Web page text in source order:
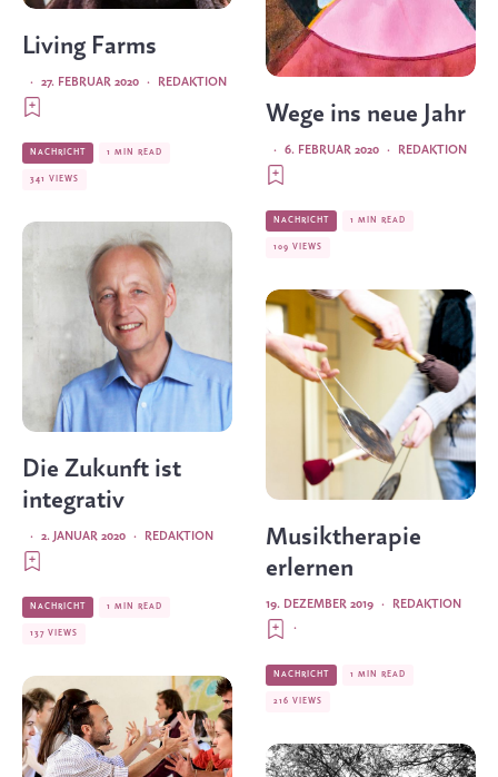
Living Farms
REDAKTION
·
27. FEBRUAR 2020
·
NACHRICHT 1 MIN READ
341 VIEWS
Die Zukunft ist
integrativ
REDAKTION
·
2. JANUAR 2020
·
NACHRICHT 1 MIN READ
137 VIEWS
Wege ins neue Jahr
REDAKTION
·
6. FEBRUAR 2020
·
NACHRICHT 1 MIN READ
109 VIEWS
Musiktherapie
erlernen
REDAKTION
·
19. DEZEMBER 2019
·
NACHRICHT 1 MIN READ
216 VIEWS